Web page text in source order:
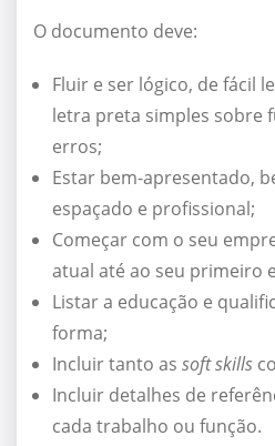
O documento deve:
Fluir e ser lógico, de fácil
letra preta simples sobre
erros;
Estar bem-apresentado,
espaçado e profissional;
Começar com o seu
atual até ao seu primeiro
Listar a educação e
forma;
Incluir tanto as soft skills
Incluir detalhes de
cada trabalho ou função.